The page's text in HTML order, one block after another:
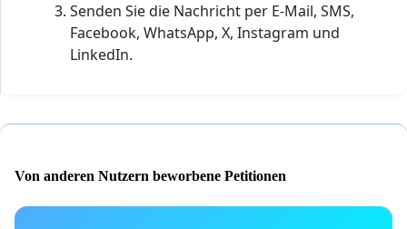
Senden Sie die Nachricht per E-Mail, SMS,
Facebook, WhatsApp, X, Instagram und
LinkedIn.
Von anderen Nutzern beworbene Petitionen